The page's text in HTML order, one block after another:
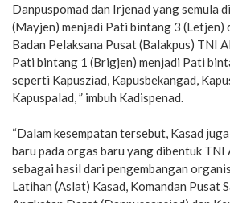
Danpuspomad dan Irjenad yang semula
(Mayjen) menjadi Pati bintang 3 (Letjen)
Badan Pelaksana Pusat (Balakpus) TNI
Pati bintang 1 (Brigjen) menjadi Pati
seperti Kapusziad, Kapusbekangad,
Kapuspalad, ” imbuh Kadispenad.
“Dalam kesempatan tersebut, Kasad
baru pada orgas baru yang dibentuk
sebagai hasil dari pengembangan
Latihan (Aslat) Kasad, Komandan Pusat